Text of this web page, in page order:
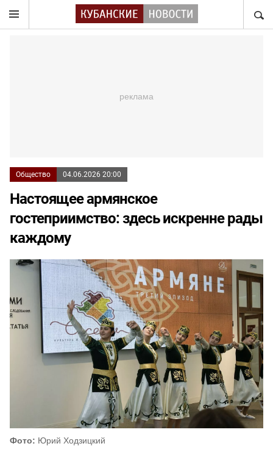
Общество 04.06.2026 20:00
Настоящее армянское
гостеприимство: здесь искренне рады
каждому
Фото: Юрий Ходзицкий